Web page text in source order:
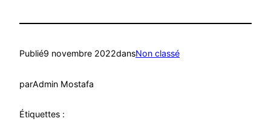
Publié9 novembre 2022dansNon classé
parAdmin Mostafa
Étiquettes :